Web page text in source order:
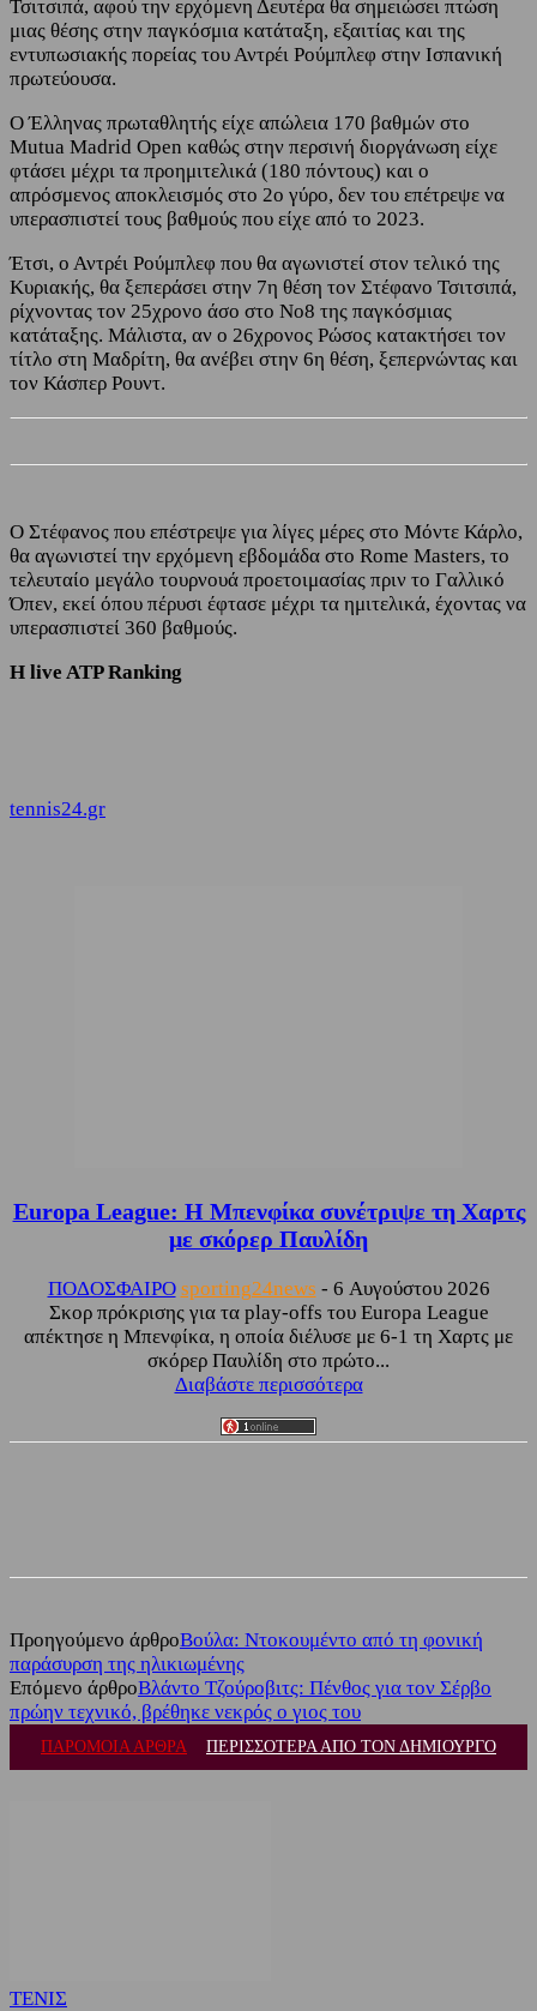
Τσιτσιπά, αφού την ερχόμενη Δευτέρα θα σημειώσει πτώση
μιας θέσης στην παγκόσμια κατάταξη, εξαιτίας και της
εντυπωσιακής πορείας του Αντρέι Ρούμπλεφ στην Ισπανική
πρωτεύουσα.
Ο Έλληνας πρωταθλητής είχε απώλεια 170 βαθμών στο
Mutua Madrid Open καθώς στην περσινή διοργάνωση είχε
φτάσει μέχρι τα προημιτελικά (180 πόντους) και ο
απρόσμενος αποκλεισμός στο 2ο γύρο, δεν του επέτρεψε να
υπερασπιστεί τους βαθμούς που είχε από το 2023.
Έτσι, ο Αντρέι Ρούμπλεφ που θα αγωνιστεί στον τελικό της
Κυριακής, θα ξεπεράσει στην 7η θέση τον Στέφανο Τσιτσιπά,
ρίχνοντας τον 25χρονο άσο στο Νο8 της παγκόσμιας
κατάταξης. Μάλιστα, αν ο 26χρονος Ρώσος κατακτήσει τον
τίτλο στη Μαδρίτη, θα ανέβει στην 6η θέση, ξεπερνώντας και
τον Κάσπερ Ρουντ.
Ο Στέφανος που επέστρεψε για λίγες μέρες στο Μόντε Κάρλο,
θα αγωνιστεί την ερχόμενη εβδομάδα στο Rome Masters, το
τελευταίο μεγάλο τουρνουά προετοιμασίας πριν το Γαλλικό
Όπεν, εκεί όπου πέρυσι έφτασε μέχρι τα ημιτελικά, έχοντας να
υπερασπιστεί 360 βαθμούς.
Η live ATP Ranking
tennis24.gr
Europa League: Η Μπενφίκα συνέτριψε τη Χαρτς
με σκόρερ Παυλίδη
ΠΟΔΟΣΦΑΙΡΟ sporting24news - 6 Αυγούστου 2026
Σκορ πρόκρισης για τα play-offs του Europa League
απέκτησε η Μπενφίκα, η οποία διέλυσε με 6-1 τη Χαρτς με
σκόρερ Παυλίδη στο πρώτο...
Διαβάστε περισσότερα
Προηγούμενο άρθροΒούλα: Ντοκουμέντο από τη φονική
παράσυρση της ηλικιωμένης
Επόμενο άρθροΒλάντο Τζούροβιτς: Πένθος για τον Σέρβο
πρώην τεχνικό, βρέθηκε νεκρός ο γιος του
ΠΑΡΟΜΟΙΑ ΑΡΘΡΑ ΠΕΡΙΣΣΟΤΕΡΑ ΑΠΟ ΤΟΝ ΔΗΜΙΟΥΡΓΟ
ΤΕΝΙΣ